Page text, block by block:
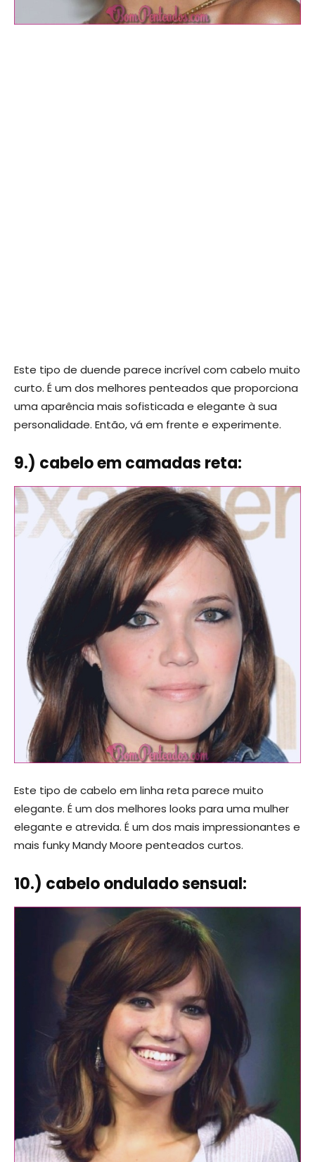
Este tipo de duende parece incrível com cabelo muito
curto. É um dos melhores penteados que proporciona
uma aparência mais sofisticada e elegante à sua
personalidade. Então, vá em frente e experimente.
9.) cabelo em camadas reta:
Este tipo de cabelo em linha reta parece muito
elegante. É um dos melhores looks para uma mulher
elegante e atrevida. É um dos mais impressionantes e
mais funky Mandy Moore penteados curtos.
10.) cabelo ondulado sensual: